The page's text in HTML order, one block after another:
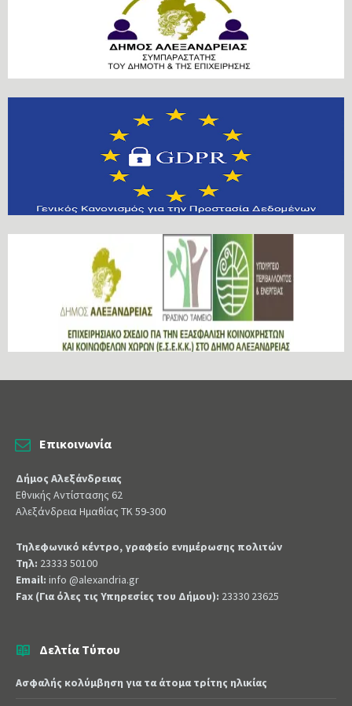
Επικοινωνία
Δήμος Αλεξάνδρειας
Εθνικής Αντίστασης 62
Αλεξάνδρεια Ημαθίας ΤΚ 59-300
Τηλεφωνικό κέντρο, γραφείο ενημέρωσης πολιτών
Τηλ: 23333 50100
Email: info @alexandria.gr
Fax (Για όλες τις Υπηρεσίες του Δήμου): 23330 23625
Δελτία Τύπου
Ασφαλής κολύμβηση για τα άτομα τρίτης ηλικίας